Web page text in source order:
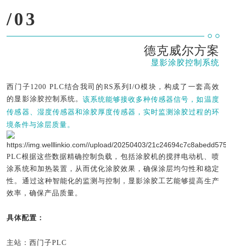
/03
德克威尔方案
显影涂胶控制系统
西门子1200 PLC结合我司的RS系列I/O模块，构成了一套高效
的显影涂胶控制系统。 该系统能够接收多种传感器信号，如温度
传感器、湿度传感器和涂胶厚度传感器，实时监测涂胶过程的环
境条件与涂层质量。
PLC根据这些数据精确控制负载，包括涂胶机的搅拌电动机、喷
涂系统和加热装置，从而优化涂胶效果，确保涂层均匀性和稳定
性。通过这种智能化的监测与控制，显影涂胶工艺能够提高生产
效率，确保产品质量。
具体配置：
主站：西门子PLC